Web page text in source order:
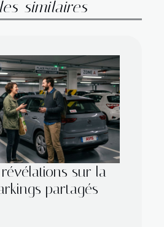
similaires
sur la
partagés